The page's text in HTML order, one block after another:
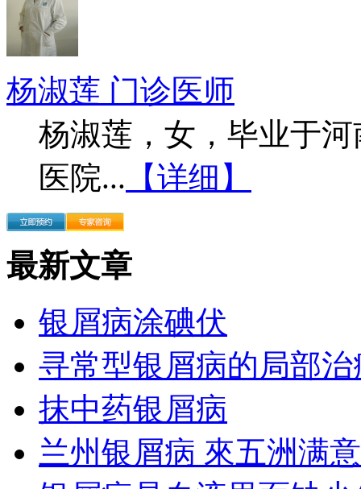
杨淑莲 门诊医师
杨淑莲，女，毕业于
医院... 【详细】
最新文章
银屑病涂碘伏
寻常型银屑病的局部治
抹中药银屑病
兰州银屑病 來五洲满意